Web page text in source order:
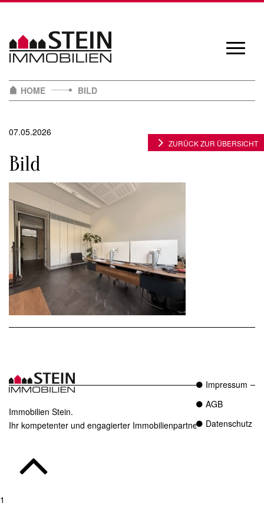
content
HOME
BILD
07.05.2026
Bild
ZURÜCK ZUR ÜBERSICHT
Immobilien Stein.
Ihr kompetenter und engagierter Immobilienpartner in Essen.
Impressum
AGB
Datenschutz
1